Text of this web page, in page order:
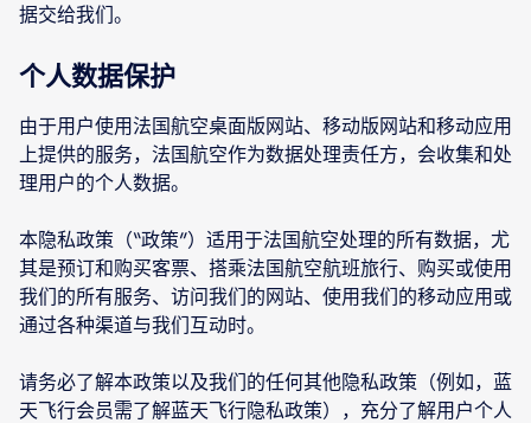
据交给我们。
个人数据保护
由于用户使用法国航空桌面版网站、移动版网站和移动应用
上提供的服务，法国航空作为数据处理责任方，会收集和处
理用户的个人数据。
本隐私政策（“政策”）适用于法国航空处理的所有数据，尤
其是预订和购买客票、搭乘法国航空航班旅行、购买或使用
我们的所有服务、访问我们的网站、使用我们的移动应用或
通过各种渠道与我们互动时。
请务必了解本政策以及我们的任何其他隐私政策（例如，蓝
天飞行会员需了解蓝天飞行隐私政策），充分了解用户个人